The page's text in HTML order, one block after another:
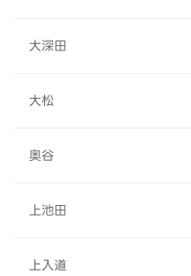
大深田
大松
奥谷
上池田
上入道